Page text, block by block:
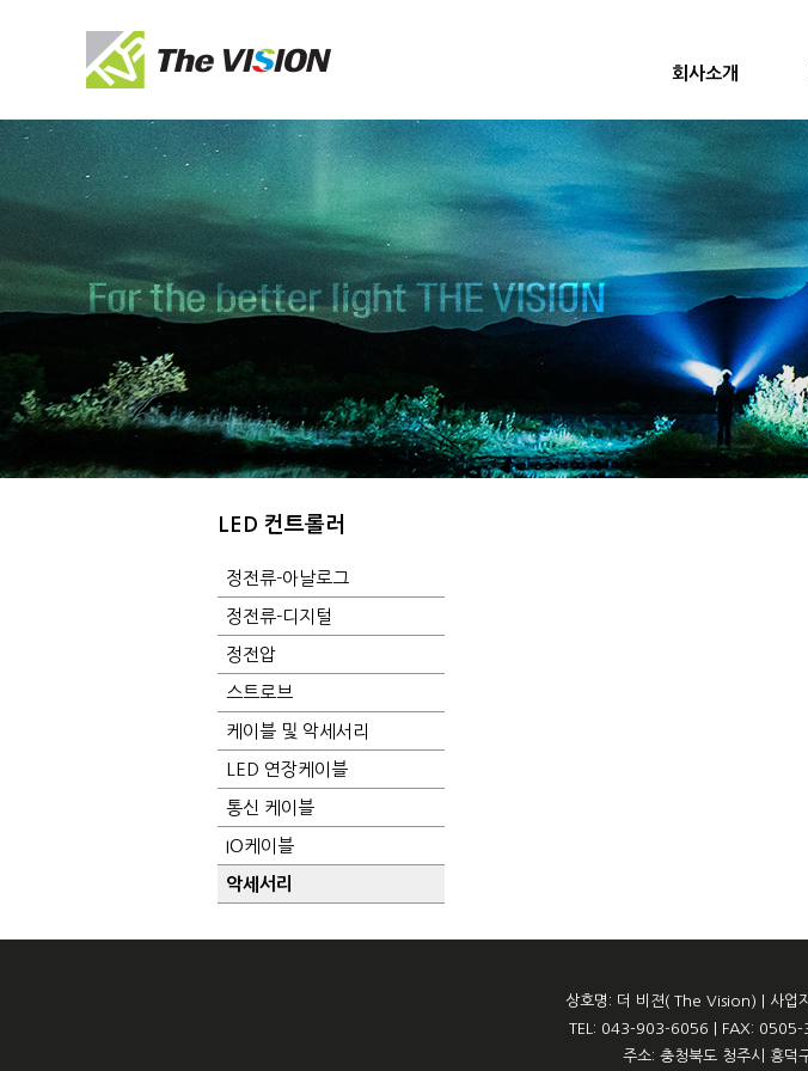
회사소개
LED 컨트롤러
정전류-아날로그
정전류-디지털
정전압
스트로브
케이블 및 악세서리
LED 연장케이블
통신 케이블
IO케이블
악세서리
상호명: 더 비젼( The Vision) | 사업
TEL: 043-903-6056 | FAX:
주소: 충청북도 청주시 흥